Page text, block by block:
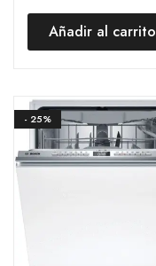
Añadir al carrito
- 25%